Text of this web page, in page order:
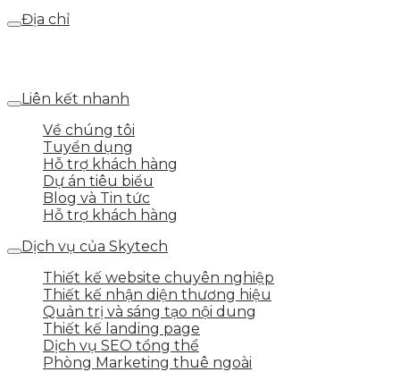
Địa chỉ
Liên kết nhanh
Về chúng tôi
Tuyển dụng
Hỗ trợ khách hàng
Dự án tiêu biểu
Blog và Tin tức
Hỗ trợ khách hàng
Dịch vụ của Skytech
Thiết kế website chuyên nghiệp
Thiết kế nhận diện thương hiệu
Quản trị và sáng tạo nội dung
Thiết kế landing page
Dịch vụ SEO tổng thể
Phòng Marketing thuê ngoài